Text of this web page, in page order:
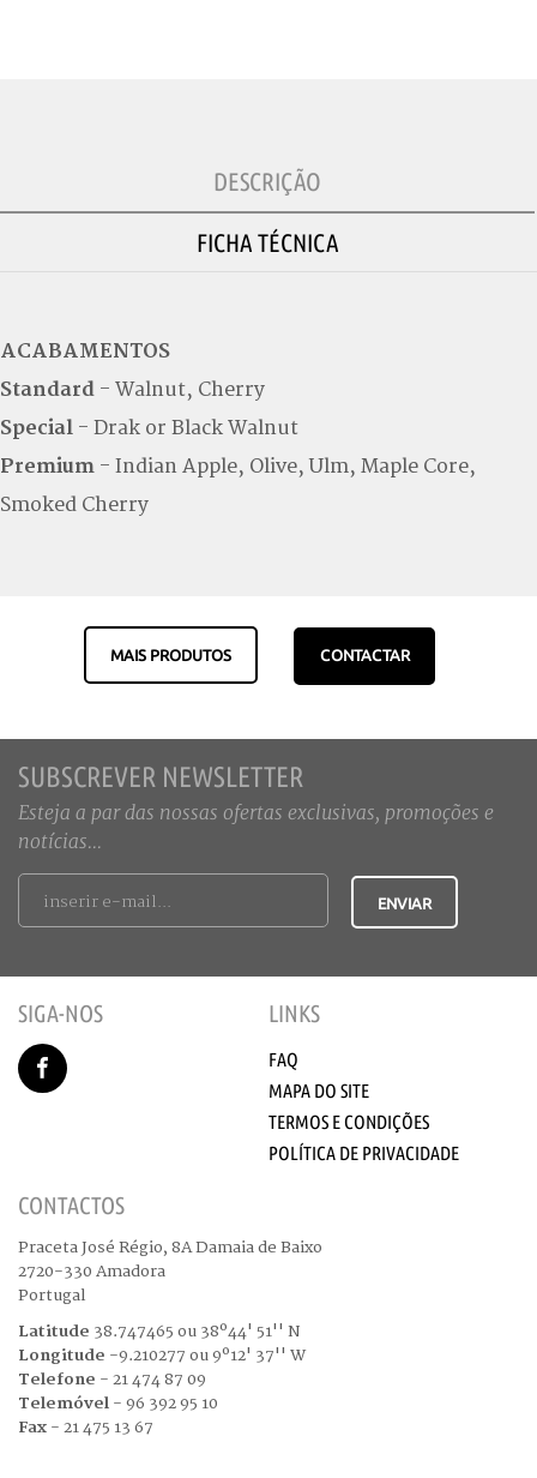
DESCRIÇÃO
FICHA TÉCNICA
ACABAMENTOS
Standard - Walnut, Cherry
Special - Drak or Black Walnut
Premium - Indian Apple, Olive, Ulm, Maple Core,
Smoked Cherry
MAIS PRODUTOS CONTACTAR
SUBSCREVER NEWSLETTER
Esteja a par das nossas ofertas exclusivas, promoções e
notícias...
SIGA-NOS LINKS
FAQ
MAPA DO SITE
TERMOS E CONDIÇÕES
POLÍTICA DE PRIVACIDADE
CONTACTOS
Praceta José Régio, 8A Damaia de Baixo
2720-330 Amadora
Portugal
Latitude 38.747465 ou 38º44' 51'' N
Longitude -9.210277 ou 9º12' 37'' W
Telefone - 21 474 87 09
Telemóvel - 96 392 95 10
Fax - 21 475 13 67